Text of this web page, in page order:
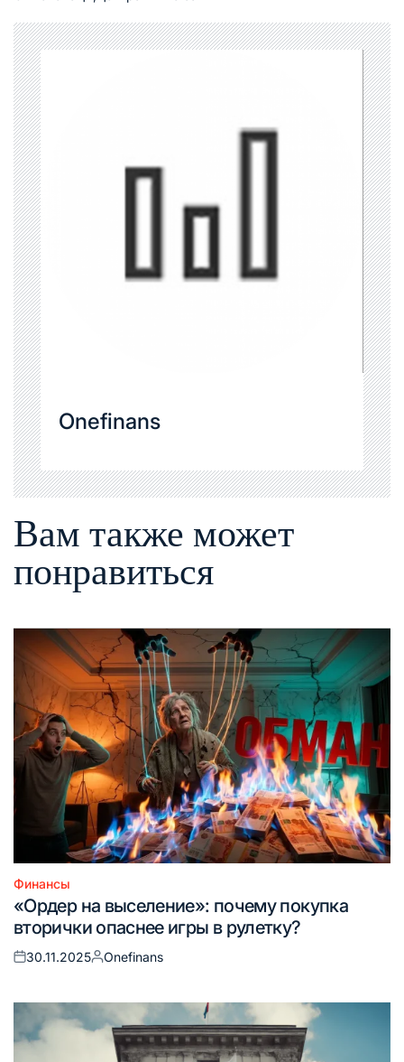
Onefinans
Вам также может
понравиться
Опубликовано
в
Финансы
«Ордер на выселение»: почему покупка
вторички опаснее игры в рулетку?
Опубликовано
30.11.2025
Запись
Onefinans